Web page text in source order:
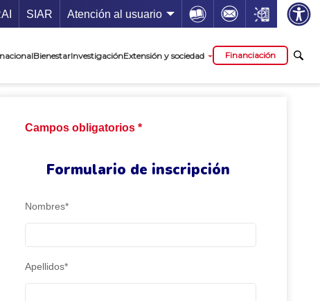
de servicios
SIAR Atención al usuario Icon Icon Icon
BienestarInvestigaciónExtensión y sociedad Financiación
Campos obligatorios *
Formulario de inscripción
Nombres*
Apellidos*